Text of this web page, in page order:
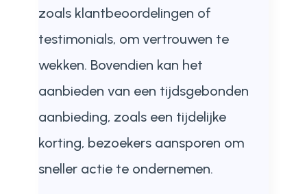
zoals klantbeoordelingen of
testimonials, om vertrouwen te
wekken. Bovendien kan het
aanbieden van een tijdsgebonden
aanbieding, zoals een tijdelijke
korting, bezoekers aansporen om
sneller actie te ondernemen.